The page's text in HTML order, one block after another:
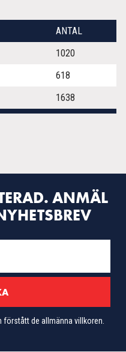
ANTAL
1020
618
1638
ANMÄL
förstått de allmänna villkoren.